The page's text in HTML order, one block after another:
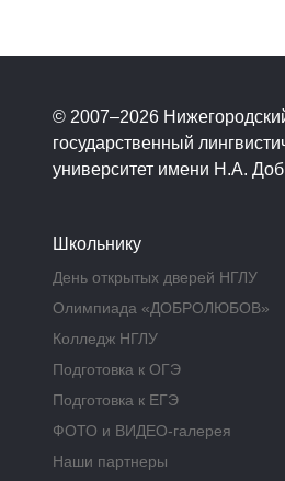
© 2007–2026
государственный
университет имени Н.А.
Школьнику
День открытых дверей НГЛУ
Олимпиада «ДОБРОЛЮБОВ»
Колледж НГЛУ
Подготовка к ОГЭ
Подготовка к ЕГЭ
ФОТО и ВИДЕО-галерея
Наши партнеры